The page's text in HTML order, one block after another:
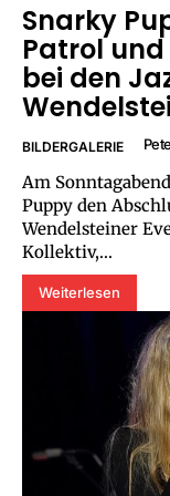
Snarky
Patrol und
bei den
BILDERGALERIE
Am
Puppy den
Wendelsteiner Eventhalle. Snarky
Kollektiv,...
Weiterlesen